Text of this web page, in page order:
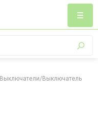
Выключатели/Выключатель